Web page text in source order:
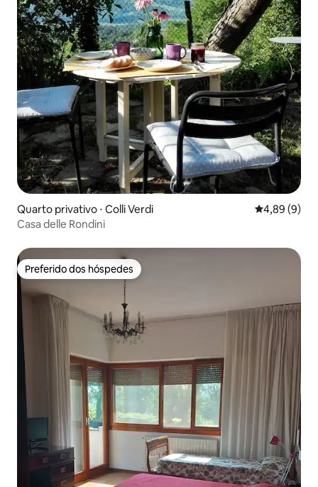
Quarto privativo ⋅ Colli Verdi 4,89 de uma
4,89 (9)
Casa delle Rondini
Preferido dos hóspedes
Preferido dos hóspedes